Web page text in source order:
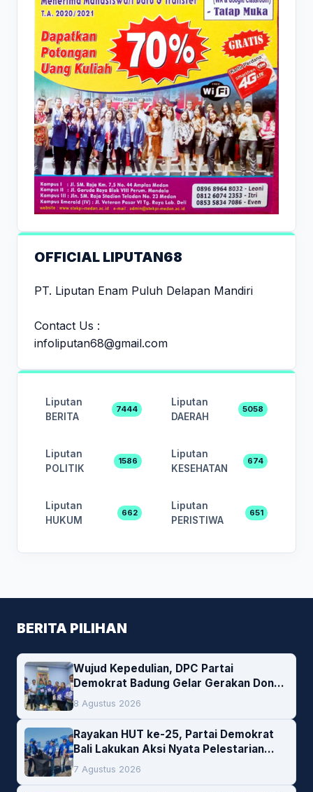
OFFICIAL LIPUTAN68
PT. Liputan Enam Puluh Delapan Mandiri
Contact Us :
infoliputan68@gmail.com
Liputan
BERITA
7444
Liputan
DAERAH
5058
Liputan
POLITIK
1586
Liputan
KESEHATAN
674
Liputan
HUKUM
662
Liputan
PERISTIWA
651
BERITA PILIHAN
Wujud Kepedulian, DPC Partai
Demokrat Badung Gelar Gerakan Donor
Darah
8 Agustus 2026
Rayakan HUT ke-25, Partai Demokrat
Bali Lakukan Aksi Nyata Pelestarian
Lingkungan
7 Agustus 2026